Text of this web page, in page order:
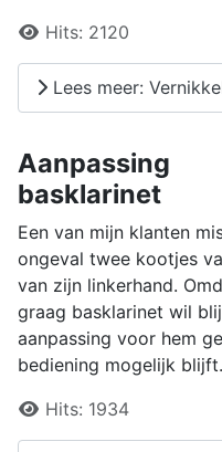
Details
Hits: 2120
Lees meer:
Aanpassing
basklarinet
Een van mijn klanten
ongeval twee kootjes
van zijn linkerhand.
graag basklarinet wil
aanpassing voor hem
bediening mogelijk blijft.
Details
Hits: 1934